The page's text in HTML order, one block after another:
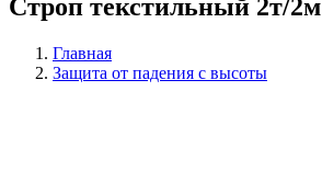
Строп текстильный 2т/2м
Главная
Защита от падения с высоты